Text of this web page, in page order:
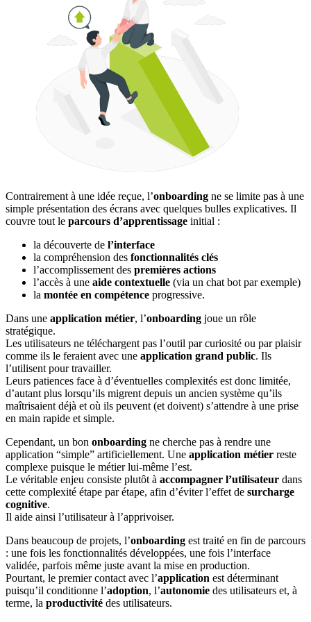
Contrairement à une idée reçue, l’onboarding ne se limite pas à une
simple présentation des écrans avec quelques bulles explicatives. Il
couvre tout le parcours d’apprentissage initial :
la découverte de l’interface
la compréhension des fonctionnalités clés
l’accomplissement des premières actions
l’accès à une aide contextuelle (via un chat bot par exemple)
la montée en compétence progressive.
Dans une application métier, l’onboarding joue un rôle
stratégique.
Les utilisateurs ne téléchargent pas l’outil par curiosité ou par plaisir
comme ils le feraient avec une application grand public. Ils
l’utilisent pour travailler.
Leurs patiences face à d’éventuelles complexités est donc limitée,
d’autant plus lorsqu’ils migrent depuis un ancien système qu’ils
maîtrisaient déjà et où ils peuvent (et doivent) s’attendre à une prise
en main rapide et simple.
Cependant, un bon onboarding ne cherche pas à rendre une
application “simple” artificiellement. Une application métier reste
complexe puisque le métier lui-même l’est.
Le véritable enjeu consiste plutôt à accompagner l’utilisateur dans
cette complexité étape par étape, afin d’éviter l’effet de surcharge
cognitive.
Il aide ainsi l’utilisateur à l’apprivoiser.
Dans beaucoup de projets, l’onboarding est traité en fin de parcours
: une fois les fonctionnalités développées, une fois l’interface
validée, parfois même juste avant la mise en production.
Pourtant, le premier contact avec l’application est déterminant
puisqu’il conditionne l’adoption, l’autonomie des utilisateurs et, à
terme, la productivité des utilisateurs.